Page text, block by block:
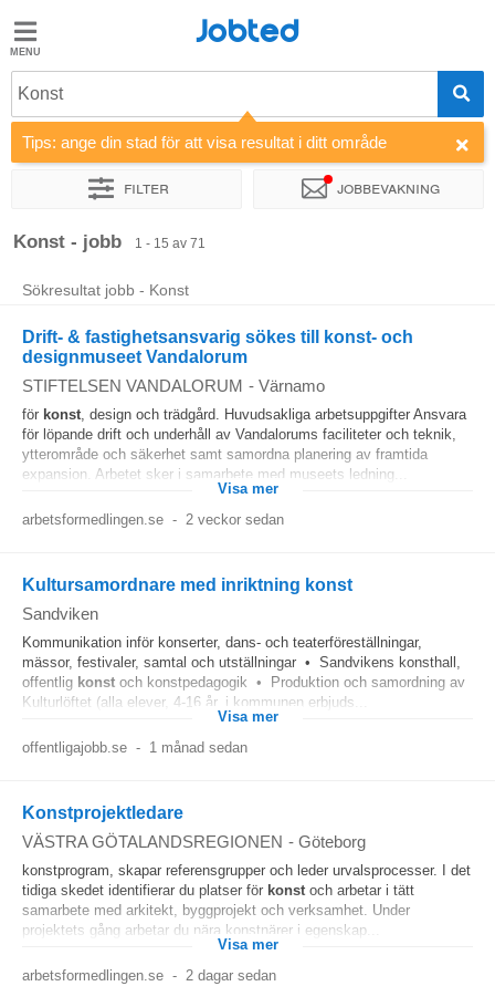
Jobted
Jobb
Löner
Jobted
Konst
Tips: ange din stad för att visa resultat i ditt område
Filter Jobbevakning
Sortera efter Företag
Konst - jobb 1 - 15 av 71
Sökresultat jobb - Konst
Drift- & fastighetsansvarig sökes till konst- och
designmuseet Vandalorum
STIFTELSEN VANDALORUM - Värnamo
för konst, design och trädgård. Huvudsakliga arbetsuppgifter Ansvara
för löpande drift och underhåll av Vandalorums faciliteter och teknik,
ytterområde och säkerhet samt samordna planering av framtida
expansion. Arbetet sker i samarbete med museets ledning...
Visa mer
arbetsformedlingen.se - 2 veckor sedan
Kultursamordnare med inriktning konst
Sandviken
Kommunikation inför konserter, dans- och teaterföreställningar,
mässor, festivaler, samtal och utställningar • Sandvikens konsthall,
offentlig konst och konstpedagogik • Produktion och samordning av
Kulturlöftet (alla elever, 4-16 år, i kommunen erbjuds...
Visa mer
offentligajobb.se - 1 månad sedan
Konstprojektledare
VÄSTRA GÖTALANDSREGIONEN - Göteborg
konstprogram, skapar referensgrupper och leder urvalsprocesser. I det
tidiga skedet identifierar du platser för konst och arbetar i tätt
samarbete med arkitekt, byggprojekt och verksamhet. Under
projektets gång arbetar du nära konstnärer i egenskap...
Visa mer
arbetsformedlingen.se - 2 dagar sedan